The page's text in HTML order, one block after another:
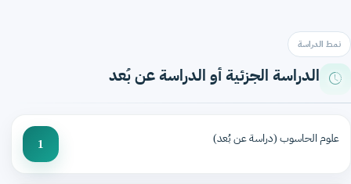
نمط الدراسة
الدراسة الجزئية أو الدراسة عن بُعد
علوم الحاسوب (دراسة عن بُعد) 1